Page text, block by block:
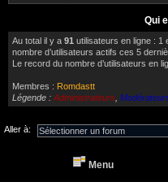
Qui
Au total il y a 91 utilisateurs en ligne : 1
nombre d’utilisateurs actifs ces 5
Le record du nombre d’utilisateurs en
Membres : Romdastt
Légende : Administrateurs
Aller à:
Menu